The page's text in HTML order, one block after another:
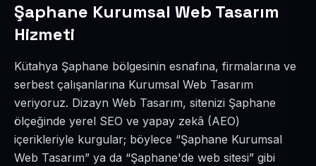
Şaphane Kurumsal Web Tasarım
Hizmeti
Kütahya Şaphane bölgesinin esnafına, firmalarına ve
serbest çalışanlarına Kurumsal Web Tasarım
veriyoruz. Dizayn Web Tasarım, sitenizi Şaphane
ölçeğinde yerel SEO ve yapay zekâ (AEO)
içerikleriyle kurgular; böylece “Şaphane Kurumsal
Web Tasarım” ya da “Şaphane'de web sitesi” gibi